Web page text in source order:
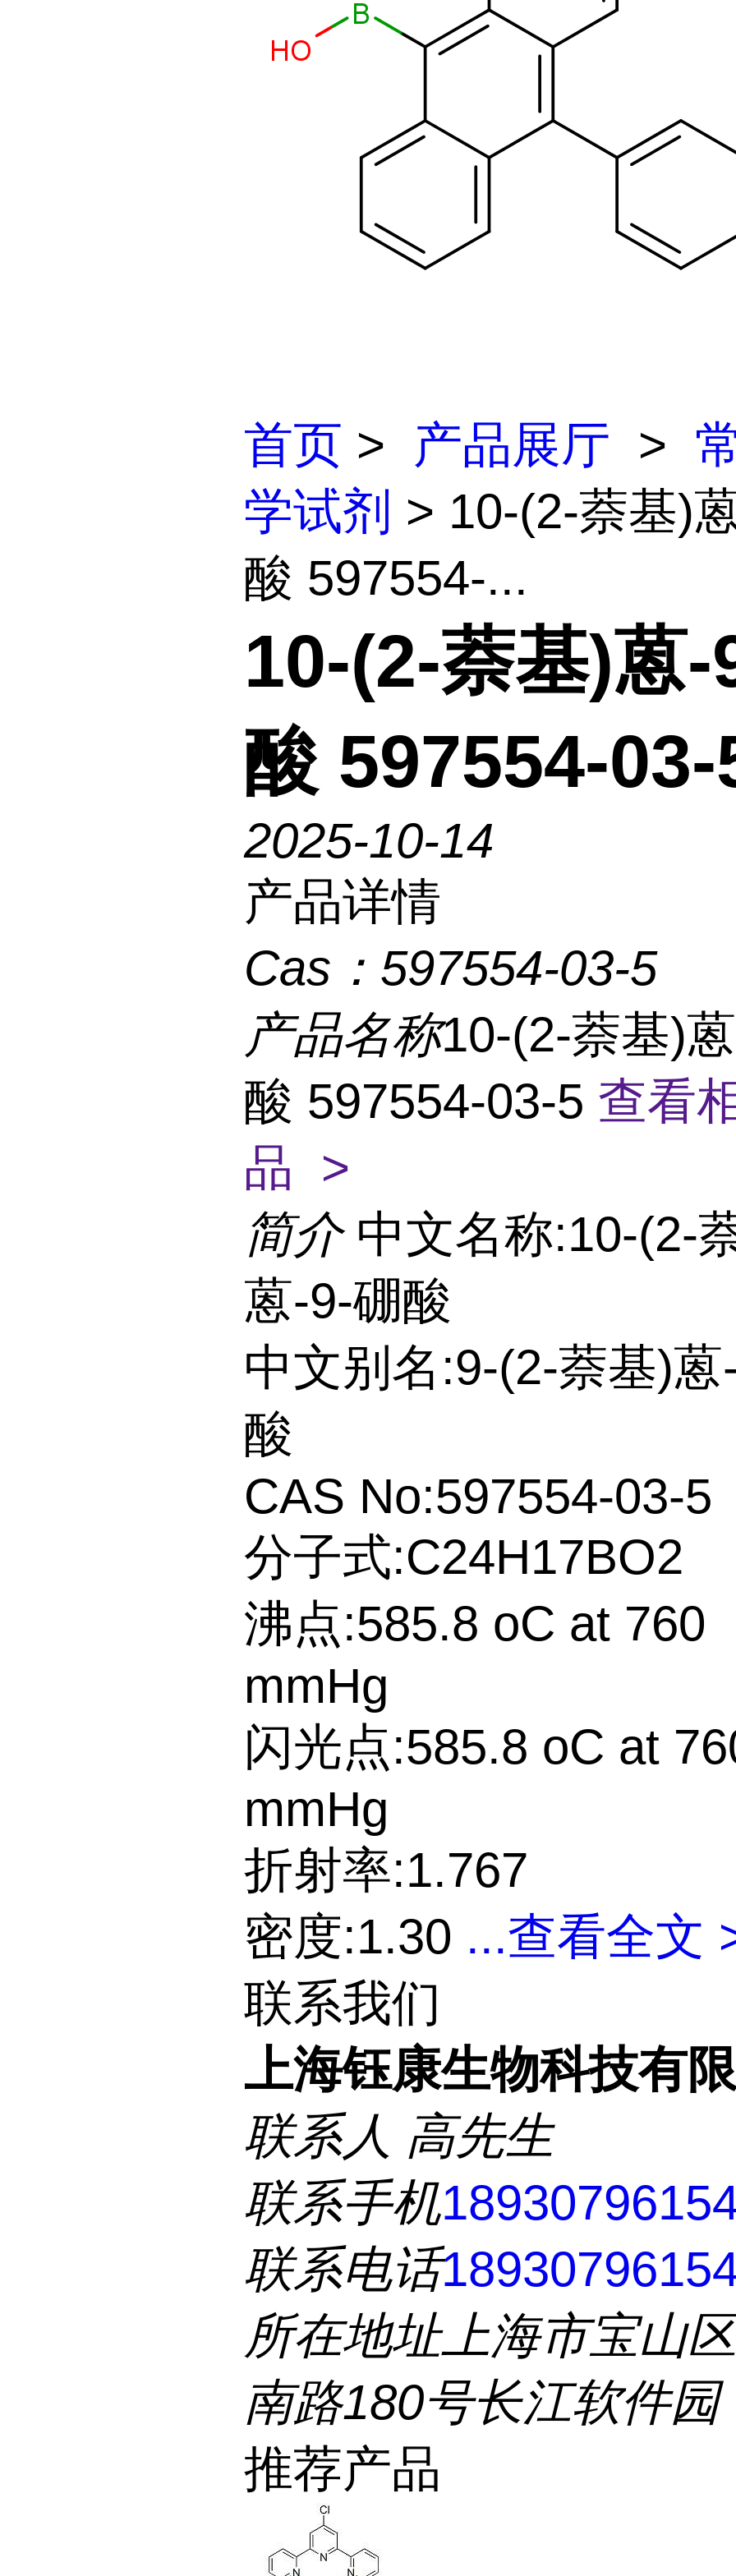
首页 > 产品展厅 >
学试剂 > 10-(2-萘基)
酸 597554-...
10-(2-萘基)蒽-
酸 597554-03-
2025-10-14
产品详情
Cas： 597554-03-5
产品名称10-(2-萘基)
酸 597554-03-5 查看
品 >
简介 中文名称:10-(2-
蒽-9-硼酸
中文别名:9-(2-萘基)
酸
CAS No:597554-03-5
分子式:C24H17BO2
沸点:585.8 oC at 760
mmHg
闪光点:585.8 oC at
mmHg
折射率:1.767
密度:1.30 ...查看全文
联系我们
上海钰康生物科技有
联系人 高先生
联系手机
联系电话
所在地址上海市宝山
南路180号长江软件园
推荐产品